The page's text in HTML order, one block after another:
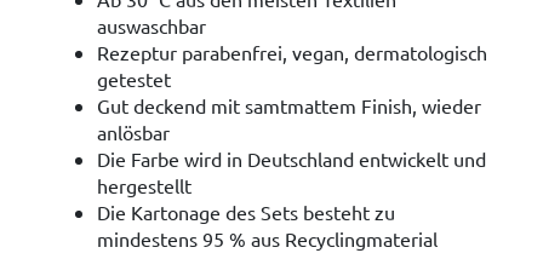
auswaschbar
Rezeptur parabenfrei, vegan, dermatologisch
getestet
Gut deckend mit samtmattem Finish, wieder
anlösbar
Die Farbe wird in Deutschland entwickelt und
hergestellt
Die Kartonage des Sets besteht zu
mindestens 95 % aus Recyclingmaterial